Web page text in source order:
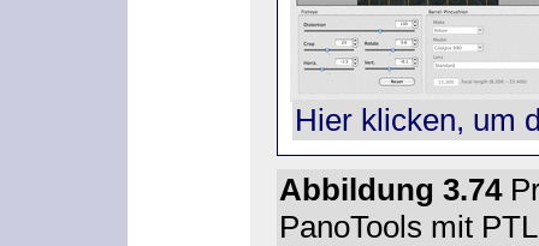
Hier klicken, um
Abbildung 3.74
PanoTools mit